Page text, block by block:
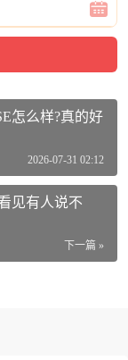
【查看最近优惠活
怎么样?真的好
2026-07-31 02:12
见有人说不
下一篇 »